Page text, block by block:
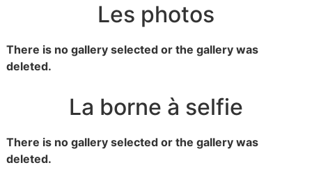
Les photos
There is no gallery selected or the gallery was
deleted.
La borne à selfie
There is no gallery selected or the gallery was
deleted.